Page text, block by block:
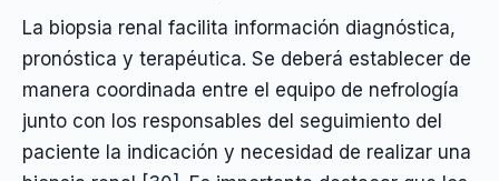
La biopsia renal facilita información diagnóstica,
pronóstica y terapéutica. Se deberá establecer de
manera coordinada entre el equipo de nefrología
junto con los responsables del seguimiento del
paciente la indicación y necesidad de realizar una